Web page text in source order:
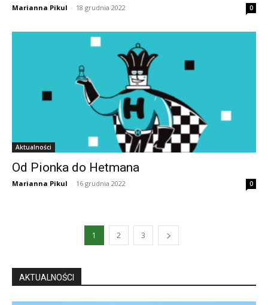
Marianna Pikul - 18 grudnia 2022 0
Aktualności
Od Pionka do Hetmana
Marianna Pikul - 16 grudnia 2022 0
1 2 3
AKTUALNOŚCI